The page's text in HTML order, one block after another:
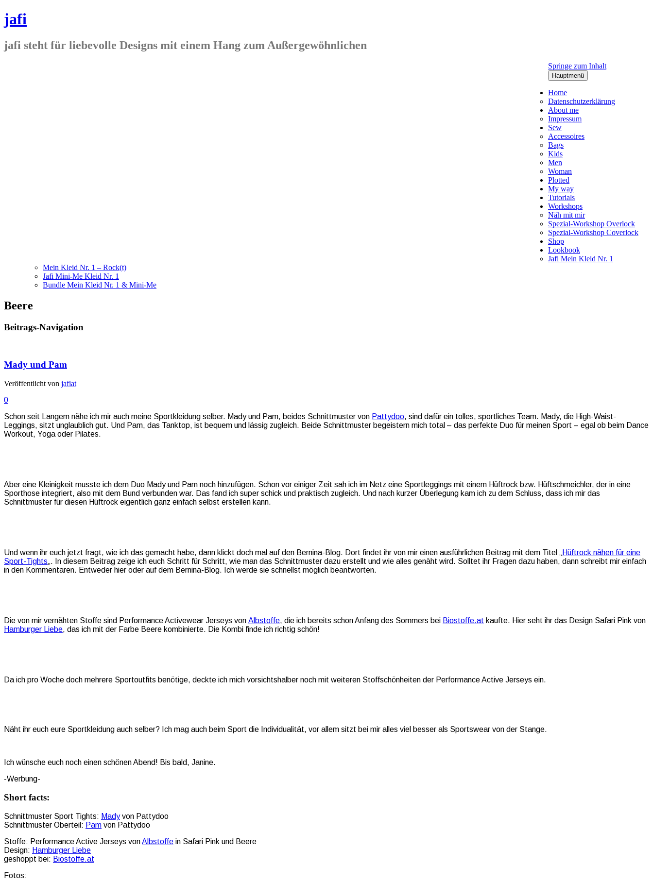
jafi
jafi steht für liebevolle Designs mit einem Hang zum Außergewöhnlichen
Springe zum Inhalt
Hauptmenü
Home
Datenschutzerklärung
About me
Impressum
Sew
Accessoires
Bags
Kids
Men
Woman
Plotted
My way
Tutorials
Workshops
Näh mit mir
Spezial-Workshop Overlock
Spezial-Workshop Coverlock
Shop
Lookbook
Jafi Mein Kleid Nr. 1
Mein Kleid Nr. 1 – Rock(t)
Jafi Mini-Me Kleid Nr. 1
Bundle Mein Kleid Nr. 1 & Mini-Me
Beere
Beitrags-Navigation
Mady und Pam
Veröffentlicht von jafiat
0
Schon seit Langem nähe ich mir auch meine Sportkleidung selber. Mady und Pam, beides Schnittmuster von Pattydoo, sind dafür ein tolles, sportliches Team. Mady, die High-Waist-
Leggings, sitzt unglaublich gut. Und Pam, das Tanktop, ist bequem und lässig zugleich. Beide Schnittmuster begeistern mich total – das perfekte Duo für meinen Sport – egal ob beim Dance
Workout, Yoga oder Pilates.
Aber eine Kleinigkeit musste ich dem Duo Mady und Pam noch hinzufügen. Schon vor einiger Zeit sah ich im Netz eine Sportleggings mit einem Hüftrock bzw. Hüftschmeichler, der in eine
Sporthose integriert, also mit dem Bund verbunden war. Das fand ich super schick und praktisch zugleich. Und nach kurzer Überlegung kam ich zu dem Schluss, dass ich mir das
Schnittmuster für diesen Hüftrock eigentlich ganz einfach selbst erstellen kann.
Und wenn ihr euch jetzt fragt, wie ich das gemacht habe, dann klickt doch mal auf den Bernina-Blog. Dort findet ihr von mir einen ausführlichen Beitrag mit dem Titel „ Hüftrock nähen für eine
Sport-Tights„. In diesem Beitrag zeige ich euch Schritt für Schritt, wie man das Schnittmuster dazu erstellt und wie alles genäht wird. Solltet ihr Fragen dazu haben, dann schreibt mir einfach
in den Kommentaren. Entweder hier oder auf dem Bernina-Blog. Ich werde sie schnellst möglich beantworten.
Die von mir vernähten Stoffe sind Performance Activewear Jerseys von Albstoffe, die ich bereits schon Anfang des Sommers bei Biostoffe.at kaufte. Hier seht ihr das Design Safari Pink von
Hamburger Liebe, das ich mit der Farbe Beere kombinierte. Die Kombi finde ich richtig schön!
Da ich pro Woche doch mehrere Sportoutfits benötige, deckte ich mich vorsichtshalber noch mit weiteren Stoffschönheiten der Performance Active Jerseys ein.
Näht ihr euch eure Sportkleidung auch selber? Ich mag auch beim Sport die Individualität, vor allem sitzt bei mir alles viel besser als Sportswear von der Stange.
Ich wünsche euch noch einen schönen Abend! Bis bald, Janine.
-Werbung-
Short facts:
Schnittmuster Sport Tights: Madyvon Pattydoo
Schnittmuster Oberteil: Pam von Pattydoo
Stoffe: Performance Active Jerseys vonAlbstoffe in Safari Pink und Beere
Design: Hamburger Liebe
geshoppt bei: Biostoffe.at
Fotos: